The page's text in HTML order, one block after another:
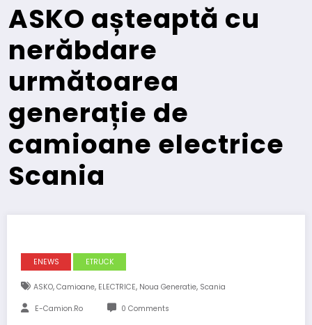
ASKO așteaptă cu
nerăbdare
următoarea
generație de
camioane electrice
Scania
ENEWS ETRUCK
ASKO, Camioane, ELECTRICE, Noua Generatie, Scania
E-Camion.ro 0 Comments